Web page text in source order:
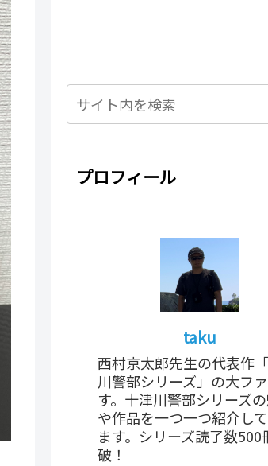
プロフィール
taku
西村京太郎先生の代表作
川警部シリーズ」の大フ
す。十津川警部シリーズ
や作品を一つ一つ紹介し
ます。シリーズ読了数500
破！